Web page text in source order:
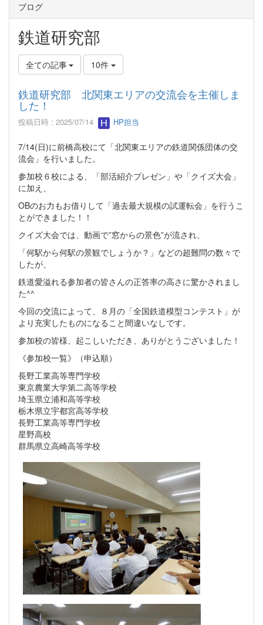
ブログ
鉄道研究部
全ての記事 10件
鉄道研究部 北関東エリアの交流会を主催しま
した！
投稿日時 : 2025/07/14 HP担当
7/14(日)に前橋高校にて「北関東エリアの鉄道関係団体の交
流会」を行いました。
参加校６校による、「部活紹介プレゼン」や「クイズ大会」
に加え、
OBのお力もお借りして「過去最大規模の試運転会」を行うこ
とができました！！
クイズ大会では、動画で”窓からの景色”が流され、
「何駅から何駅の景観でしょうか？」などの超難問の数々で
したが、
鉄道愛溢れる参加者の皆さんの正答率の高さに驚かされまし
た^^
今回の交流によって、８月の「全国鉄道模型コンテスト」が
より充実したものになること間違いなしです。
参加校の皆様、起こしいただき、ありがとうございました！
《参加校一覧》（申込順）
長野工業高等専門学校
東京農業大学第二高等学校
埼玉県立浦和高等学校
栃木県立宇都宮高等学校
長野工業高等専門学校
星野高校
群馬県立高崎高等学校